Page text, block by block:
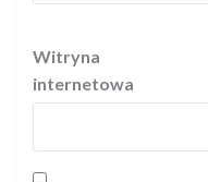
Witryna
internetowa